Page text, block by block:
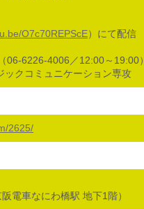
O7c70REPScE）にて配信
06-6226-4006／12:00～19:00）
ックコミュニケーション専攻
2625/
電車なにわ橋駅 地下1階）